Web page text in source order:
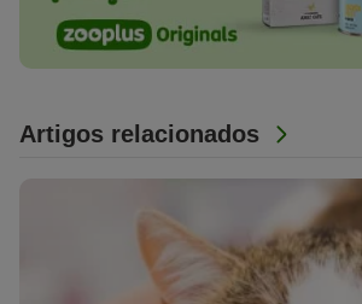
Artigos relacionados